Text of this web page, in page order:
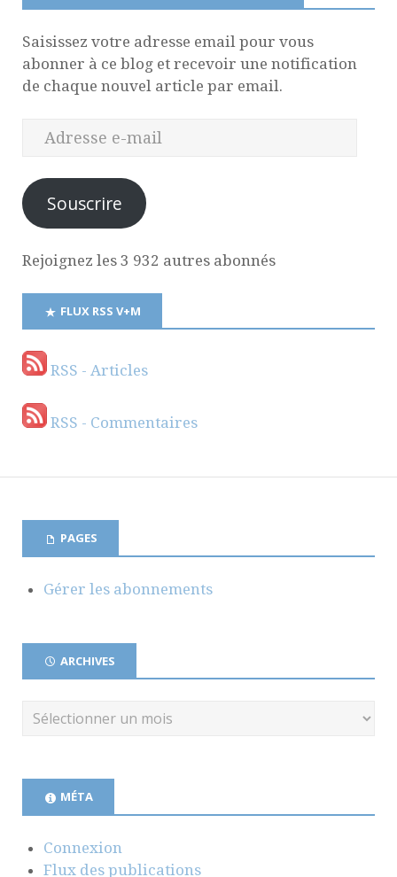
Saisissez votre adresse email pour vous
abonner à ce blog et recevoir une notification
de chaque nouvel article par email.
Souscrire
Rejoignez les 3 932 autres abonnés
FLUX RSS V+M
RSS - Articles
RSS - Commentaires
PAGES
Gérer les abonnements
ARCHIVES
MÉTA
Connexion
Flux des publications